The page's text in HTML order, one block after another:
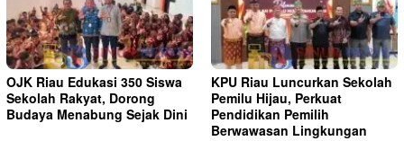
OJK Riau Edukasi 350 Siswa
Sekolah Rakyat, Dorong
Budaya Menabung Sejak Dini
KPU Riau Luncurkan Sekolah
Pemilu Hijau, Perkuat
Pendidikan Pemilih
Berwawasan Lingkungan